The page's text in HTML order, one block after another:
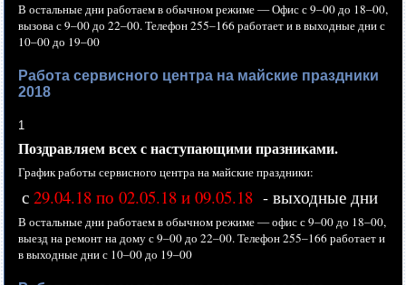
В остальные дни работаемв обычномрежиме —Офис с9–00 до 18–00,
вызова с9–00 до 22–00.Телефон255–166 работаетив выходныедни с
10–00 до 19–00
Работа сервисного центра на майские праздники
2018
1
Поздравляем всехс наступающимипразниками.
График работы сервисного центрана майскиепраздники:
с29.04.18 по 02.05.18 и 09.05.18 - выходные дни
В остальные дни работаемв обычномрежиме —офис с9–00 до 18–00,
выездна ремонтна домус9–00 до 22–00.Телефон255–166 работаети
в выходныедни с 10–00 до 19–00